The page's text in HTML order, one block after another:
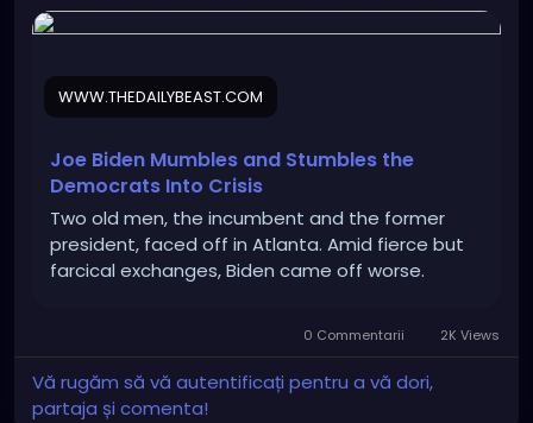
WWW.THEDAILYBEAST.COM
Joe Biden Mumbles and Stumbles the
Democrats Into Crisis
Two old men, the incumbent and the former
president, faced off in Atlanta. Amid fierce but
farcical exchanges, Biden came off worse.
0 Commentarii 2K Views
Vă rugăm să vă autentificați pentru a vă dori,
partaja și comenta!